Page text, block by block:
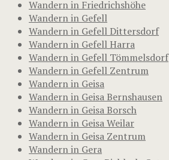
Wandern in Friedrichshöhe
Wandern in Gefell
Wandern in Gefell Dittersdorf
Wandern in Gefell Harra
Wandern in Gefell Tömmelsdorf
Wandern in Gefell Zentrum
Wandern in Geisa
Wandern in Geisa Bernshausen
Wandern in Geisa Borsch
Wandern in Geisa Weilar
Wandern in Geisa Zentrum
Wandern in Gera